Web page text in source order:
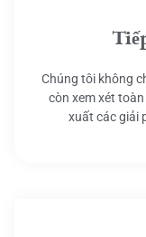
Chúng tôi không
còn xem xét
xuất các giải